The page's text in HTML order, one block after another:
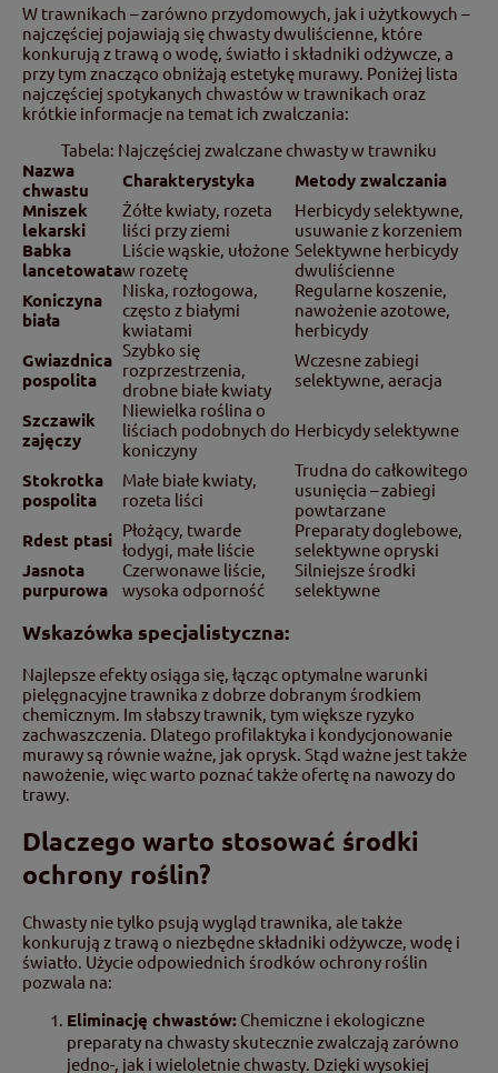
W trawnikach – zarówno przydomowych, jak i użytkowych –
najczęściej pojawiają się chwasty dwuliścienne, które
konkurują z trawą o wodę, światło i składniki odżywcze, a
przy tym znacząco obniżają estetykę murawy. Poniżej lista
najczęściej spotykanych chwastów w trawnikach oraz
krótkie informacje na temat ich zwalczania:
Tabela: Najczęściej zwalczane chwasty w trawniku
Nazwa
chwastu
Charakterystyka
Metody zwalczania
Mniszek
lekarski
Żółte kwiaty, rozeta
liści przy ziemi
Herbicydy selektywne,
usuwanie z korzeniem
Babka
lancetowata
Liście wąskie, ułożone
w rozetę
Selektywne herbicydy
dwuliścienne
Koniczyna
biała
Niska, rozłogowa,
często z białymi
kwiatami
Regularne koszenie,
nawożenie azotowe,
herbicydy
Gwiazdnica
pospolita
Szybko się
rozprzestrzenia,
drobne białe kwiaty
Wczesne zabiegi
selektywne, aeracja
Szczawik
zajęczy
Niewielka roślina o
liściach podobnych do
koniczyny
Herbicydy selektywne
Stokrotka
pospolita
Małe białe kwiaty,
rozeta liści
Trudna do całkowitego
usunięcia – zabiegi
powtarzane
Rdest ptasi Płożący, twarde
łodygi, małe liście
Preparaty doglebowe,
selektywne opryski
Jasnota
purpurowa
Czerwonawe liście,
wysoka odporność
Silniejsze środki
selektywne
Wskazówka specjalistyczna:
Najlepsze efekty osiąga się, łącząc optymalne warunki
pielęgnacyjne trawnika z dobrze dobranym środkiem
chemicznym. Im słabszy trawnik, tym większe ryzyko
zachwaszczenia. Dlatego profilaktyka i kondycjonowanie
murawy są równie ważne, jak oprysk. Stąd ważne jest także
nawożenie, więc warto poznać także ofertę na nawozy do
trawy.
Dlaczego warto stosować środki
ochrony roślin?
Chwasty nie tylko psują wygląd trawnika, ale także
konkurują z trawą o niezbędne składniki odżywcze, wodę i
światło. Użycie odpowiednich środków ochrony roślin
pozwala na:
Eliminację chwastów: Chemiczne i ekologiczne
preparaty na chwasty skutecznie zwalczają zarówno
jedno-, jak i wieloletnie chwasty. Dzięki wysokiej